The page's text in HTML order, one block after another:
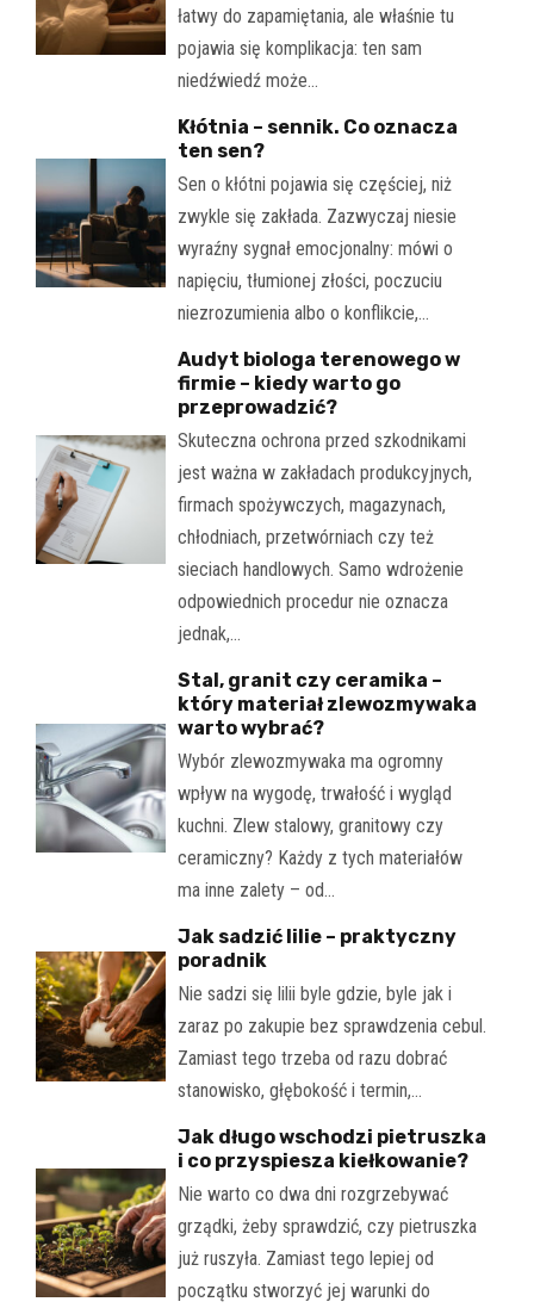
łatwy do zapamiętania, ale właśnie tu
pojawia się komplikacja: ten sam
niedźwiedź może…
Kłótnia – sennik. Co oznacza
ten sen?
Sen o kłótni pojawia się częściej, niż
zwykle się zakłada. Zazwyczaj niesie
wyraźny sygnał emocjonalny: mówi o
napięciu, tłumionej złości, poczuciu
niezrozumienia albo o konflikcie,…
Audyt biologa terenowego w
firmie – kiedy warto go
przeprowadzić?
Skuteczna ochrona przed szkodnikami
jest ważna w zakładach produkcyjnych,
firmach spożywczych, magazynach,
chłodniach, przetwórniach czy też
sieciach handlowych. Samo wdrożenie
odpowiednich procedur nie oznacza
jednak,…
Stal, granit czy ceramika –
który materiał zlewozmywaka
warto wybrać?
Wybór zlewozmywaka ma ogromny
wpływ na wygodę, trwałość i wygląd
kuchni. Zlew stalowy, granitowy czy
ceramiczny? Każdy z tych materiałów
ma inne zalety – od…
Jak sadzić lilie – praktyczny
poradnik
Nie sadzi się lilii byle gdzie, byle jak i
zaraz po zakupie bez sprawdzenia cebul.
Zamiast tego trzeba od razu dobrać
stanowisko, głębokość i termin,…
Jak długo wschodzi pietruszka
i co przyspiesza kiełkowanie?
Nie warto co dwa dni rozgrzebywać
grządki, żeby sprawdzić, czy pietruszka
już ruszyła. Zamiast tego lepiej od
początku stworzyć jej warunki do